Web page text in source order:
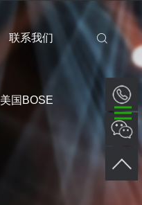
联系我们
美国BOSE